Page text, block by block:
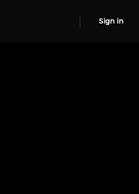
Sign in